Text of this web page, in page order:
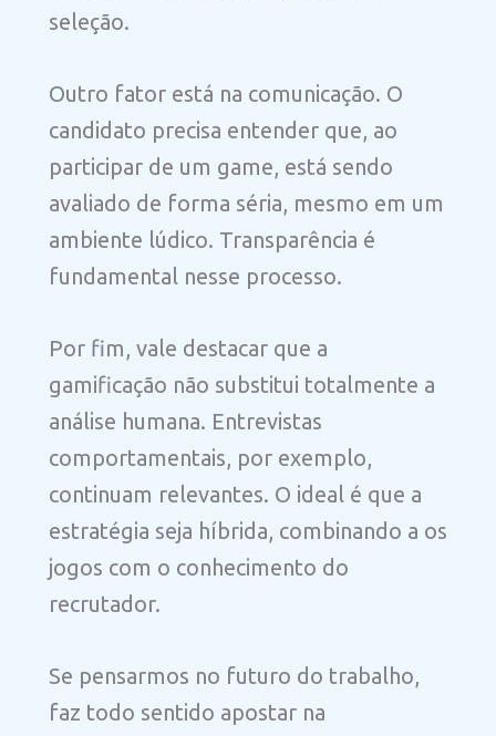
seleção.
Outro fator está na comunicação. O
candidato precisa entender que, ao
participar de um game, está sendo
avaliado de forma séria, mesmo em um
ambiente lúdico. Transparência é
fundamental nesse processo.
Por fim, vale destacar que a
gamificação não substitui totalmente a
análise humana. Entrevistas
comportamentais, por exemplo,
continuam relevantes. O ideal é que a
estratégia seja híbrida, combinando a os
jogos com o conhecimento do
recrutador.
Se pensarmos no futuro do trabalho,
faz todo sentido apostar na